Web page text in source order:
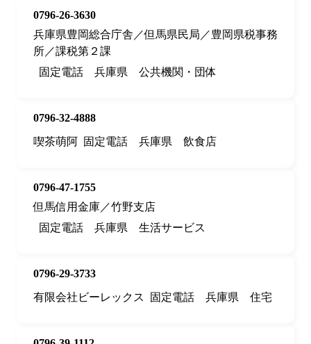
0796-26-3630
兵庫県豊岡総合庁舎／但馬県民局／豊岡県税事務
所／課税第２課
固定電話
兵庫県 公共機関・団体
0796-32-4888
喫茶萌阿 固定電話 兵庫県 飲食店
0796-47-1755
但馬信用金庫／竹野支店
固定電話
兵庫県 生活サービス
0796-29-3733
有限会社ビーレックス
固定電話 兵庫県 住宅